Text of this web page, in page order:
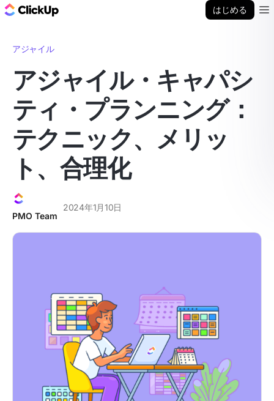
はじめる
アジャイル
アジャイル・キャパシ
ティ・プランニング：
テクニック、メリッ
ト、合理化
PMO Team
2024年1月10日